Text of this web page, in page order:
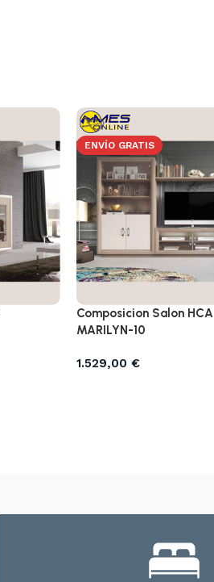
ENVÍO GRATIS
Composicion Salon HCA
MARILYN-10
1.529,00 €